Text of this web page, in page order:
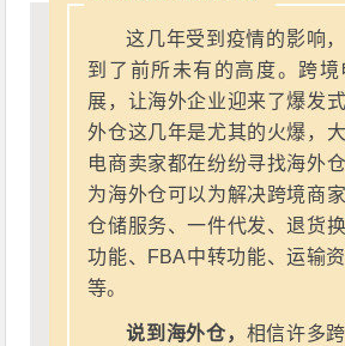
这几年受到疫情的影响
到了前所未有的高度。跨境
展，让海外企业迎来了爆发
外仓这几年是尤其的火爆，
电商卖家都在纷纷寻找海外
为海外仓可以为解决跨境商
仓储服务、一件代发、退货
功能、FBA中转功能、运输
等。
说到海外仓， 相信许多